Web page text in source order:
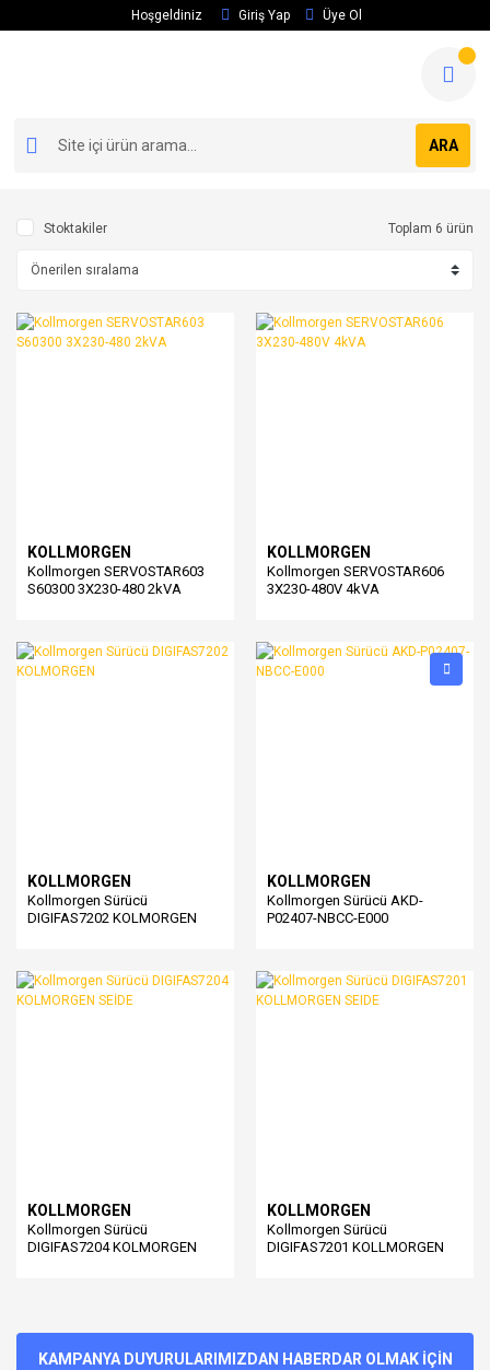
Hoşgeldiniz Giriş Yap Üye Ol
ARA
Stoktakiler Toplam 6 ürün
KOLLMORGEN
Kollmorgen SERVOSTAR603
S60300 3X230-480 2kVA
KOLLMORGEN
Kollmorgen SERVOSTAR606
3X230-480V 4kVA
KOLLMORGEN
Kollmorgen Sürücü
DIGIFAS7202 KOLMORGEN
KOLLMORGEN
Kollmorgen Sürücü AKD-
P02407-NBCC-E000
KOLLMORGEN
Kollmorgen Sürücü
DIGIFAS7204 KOLMORGEN
KOLLMORGEN
Kollmorgen Sürücü
DIGIFAS7201 KOLLMORGEN
KAMPANYA DUYURULARIMIZDAN HABERDAR OLMAK İÇİN